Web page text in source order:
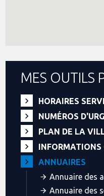
MES OUTILS
HORAIRES
NUMÉROS
PLAN DE LA
INFORMATIONS
ANNUAIRES
Annuaire des
Annuaire des